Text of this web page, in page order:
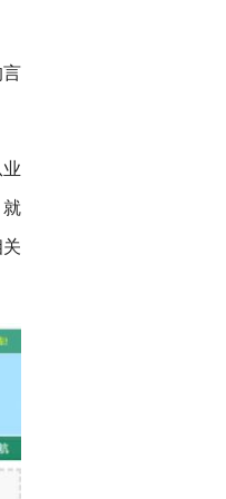
言
就